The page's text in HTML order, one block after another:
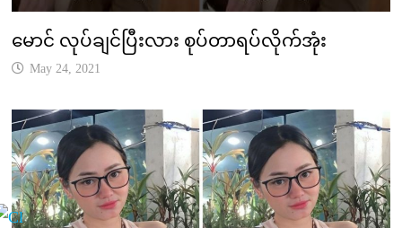
မောင် လုပ်ချင်ပြီးလား စုပ်တာရပ်လိုက်အုံး
May 24, 2021